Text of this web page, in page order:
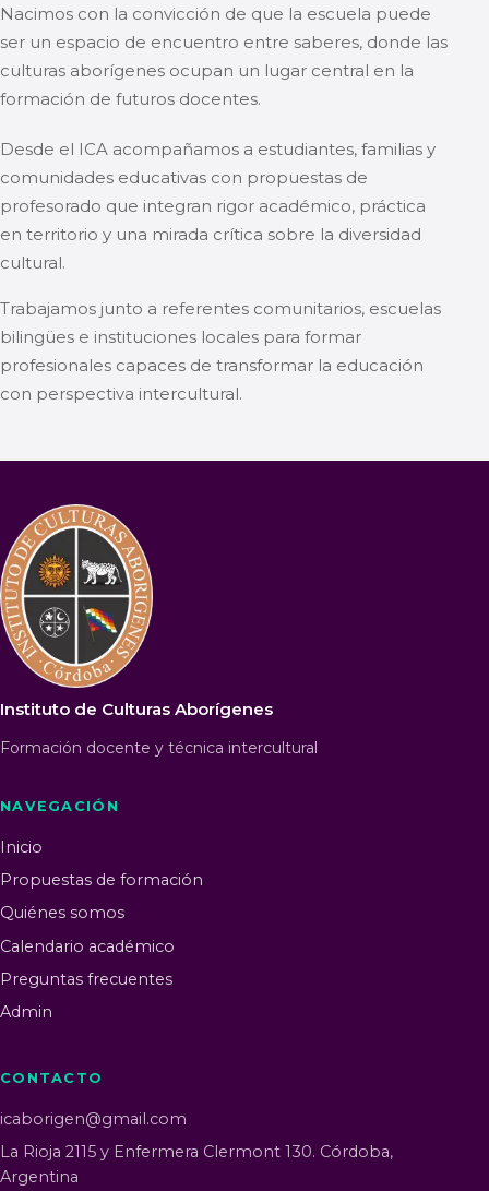
Nacimos con la convicción de que la escuela puede
ser un espacio de encuentro entre saberes, donde las
culturas aborígenes ocupan un lugar central en la
formación de futuros docentes.
Desde el ICA acompañamos a estudiantes, familias y
comunidades educativas con propuestas de
profesorado que integran rigor académico, práctica
en territorio y una mirada crítica sobre la diversidad
cultural.
Trabajamos junto a referentes comunitarios, escuelas
bilingües e instituciones locales para formar
profesionales capaces de transformar la educación
con perspectiva intercultural.
Instituto de Culturas Aborígenes
Formación docente y técnica intercultural
NAVEGACIÓN
Inicio
Propuestas de formación
Quiénes somos
Calendario académico
Preguntas frecuentes
Admin
CONTACTO
icaborigen@gmail.com
La Rioja 2115 y Enfermera Clermont 130. Córdoba,
Argentina